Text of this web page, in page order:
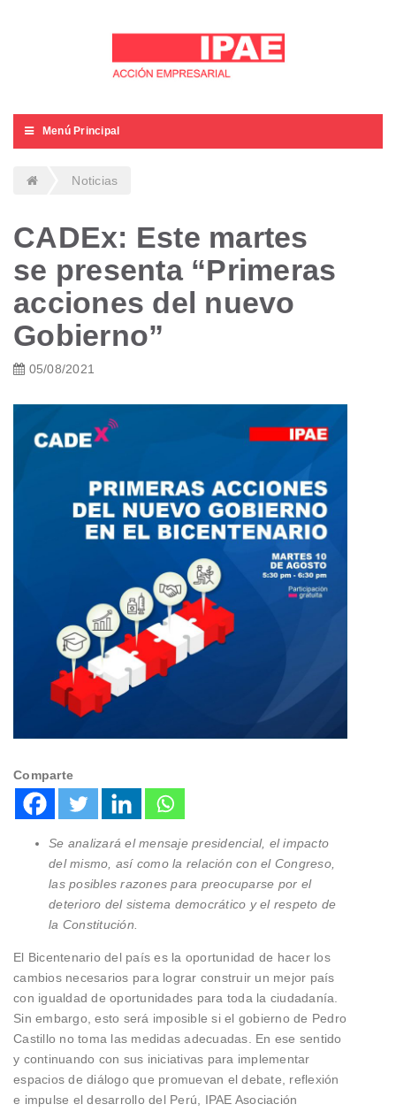
Menú Principal
Noticias
CADEx: Este martes
se presenta “Primeras
acciones del nuevo
Gobierno”
05/08/2021
Comparte
Se analizará el mensaje presidencial, el impacto
del mismo, así como la relación con el Congreso,
las posibles razones para preocuparse por el
deterioro del sistema democrático y el respeto de
la Constitución.
El Bicentenario del país es la oportunidad de hacer los
cambios necesarios para lograr construir un mejor país
con igualdad de oportunidades para toda la ciudadanía.
Sin embargo, esto será imposible si el gobierno de Pedro
Castillo no toma las medidas adecuadas. En ese sentido
y continuando con sus iniciativas para implementar
espacios de diálogo que promuevan el debate, reflexión
e impulse el desarrollo del Perú, IPAE Asociación